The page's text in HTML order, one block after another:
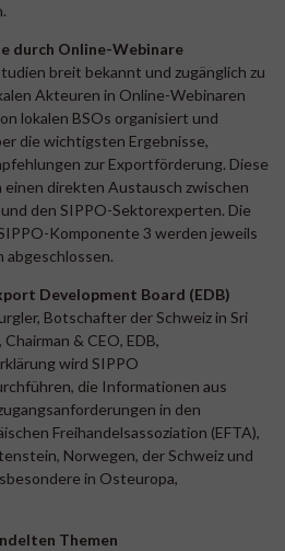
durch Online-Webinare
breit bekannt und zugänglich zu
Akteuren in Online-Webinaren
lokalen BSOs organisiert und
die wichtigsten Ergebnisse,
zur Exportförderung. Diese
einen direkten Austausch zwischen
den SIPPO-Sektorexperten. Die
Komponente 3 werden jeweils
abgeschlossen.
Development Board (EDB)
Botschafter der Schweiz in Sri
& CEO, EDB,
wird SIPPO
die Informationen aus
in den
Freihandelsassoziation (EFTA),
Norwegen, der Schweiz und
in Osteuropa,
Themen